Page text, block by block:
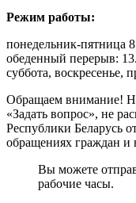
Режим работы:
понедельник-пятница
обеденный перерыв:
суббота, воскресенье,
Обращаем внимание!
«Задать вопрос», не
Республики Беларусь
обращениях граждан и
Вы можете
рабочие часы.